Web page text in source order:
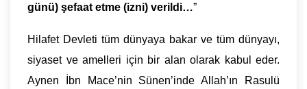
günü) şefaat etme (izni) verildi…”
Hilafet Devleti tüm dünyaya bakar ve tüm dünyayı,
siyaset ve amelleri için bir alan olarak kabul eder.
Aynen İbn Mace’nin Sünen’inde Allah’ın Rasulü